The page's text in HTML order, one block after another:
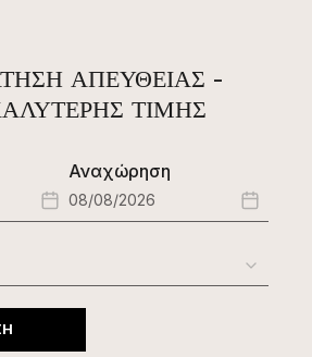
ΑΠΕΥΘΕΊΑΣ -
ΤΙΜΉΣ
Αναχώρηση